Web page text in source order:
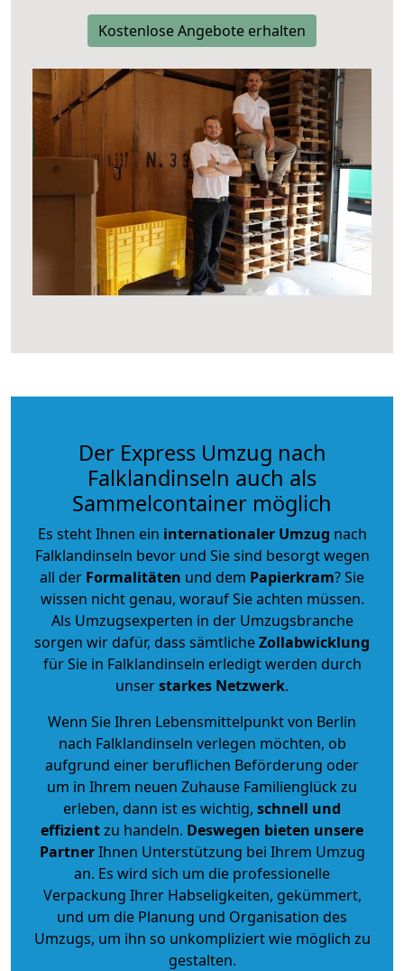
Kostenlose Angebote erhalten
Der Express Umzug nach
Falklandinseln auch als
Sammelcontainer möglich
Es steht Ihnen ein internationaler Umzug nach
Falklandinseln bevor und Sie sind besorgt wegen
all der Formalitäten und dem Papierkram? Sie
wissen nicht genau, worauf Sie achten müssen.
Als Umzugsexperten in der Umzugsbranche
sorgen wir dafür, dass sämtlicheZollabwicklung
für Sie in Falklandinseln erledigt werden durch
unserstarkes Netzwerk.
Wenn Sie Ihren Lebensmittelpunkt von Berlin
nach Falklandinseln verlegen möchten, ob
aufgrund einer beruflichen Beförderung oder
um in Ihrem neuen Zuhause Familienglück zu
erleben, dann ist es wichtig, schnell und
effizientzu handeln. Deswegen bieten unsere
PartnerIhnen Unterstützung bei Ihrem Umzug
an. Es wird sich um die professionelle
Verpackung Ihrer Habseligkeiten, gekümmert,
und um die Planung und Organisation des
Umzugs, um ihn so unkompliziert wie möglich zu
gestalten.